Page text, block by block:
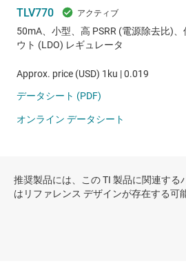
推奨製品には、この TI 製品に関連する
はリファレンス デザインが存在する可